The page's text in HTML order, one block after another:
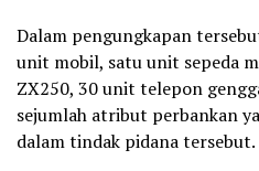
Dalam pengungkapan
unit mobil, satu unit sepeda
ZX250, 30 unit telepon
sejumlah atribut perbankan
dalam tindak pidana tersebut.